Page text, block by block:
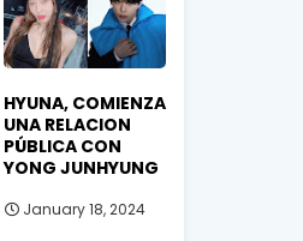
HYUNA, COMIENZA
UNA RELACION
PÚBLICA CON
YONG JUNHYUNG
January 18, 2024